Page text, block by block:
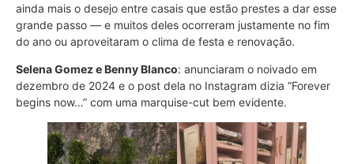
ainda mais o desejo entre casais que estão prestes a dar esse
grande passo — e muitos deles ocorreram justamente no fim
do ano ou aproveitaram o clima de festa e renovação.
Selena Gomez e Benny Blanco: anunciaram o noivado em
dezembro de 2024 e o post dela no Instagram dizia “Forever
begins now…” com uma marquise-cut bem evidente.